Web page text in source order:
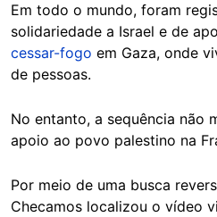
Em todo o mundo, foram
solidariedade a Israel e de
cessar-fogo em Gaza, onde
de pessoas.
No entanto, a sequência não
apoio ao povo palestino na
Por meio de uma busca
Checamos localizou o vídeo